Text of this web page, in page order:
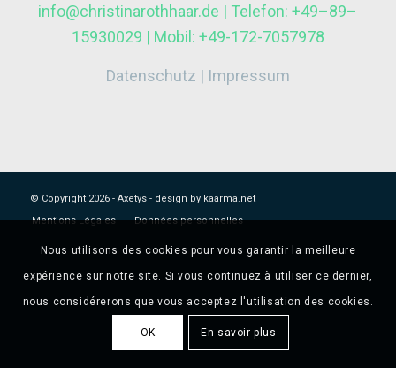
info@christinarothhaar.de | Telefon: +49–89–
15930029 | Mobil: +49-172-7057978
Datenschutz | Impressum
© Copyright 2026 - Axetys - design by kaarma.net
Mentions Légales
Données personnelles
Nous utilisons des cookies pour vous garantir la meilleure
expérience sur notre site. Si vous continuez à utiliser ce dernier,
nous considérerons que vous acceptez l'utilisation des cookies.
OK En savoir plus